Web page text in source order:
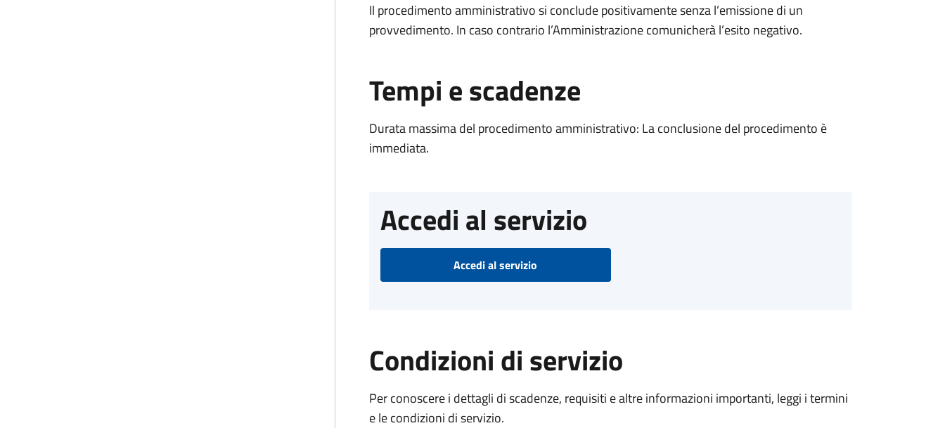
Il procedimento amministrativo si conclude positivamente senza l’emissione di un
provvedimento. In caso contrario l’Amministrazione comunicherà l’esito negativo.
Tempi e scadenze
Durata massima del procedimento amministrativo: La conclusione del procedimento è
immediata.
Accedi al servizio
Accedi al servizio
Condizioni di servizio
Per conoscere i dettagli di scadenze, requisiti e altre informazioni importanti, leggi i termini
e le condizioni di servizio.